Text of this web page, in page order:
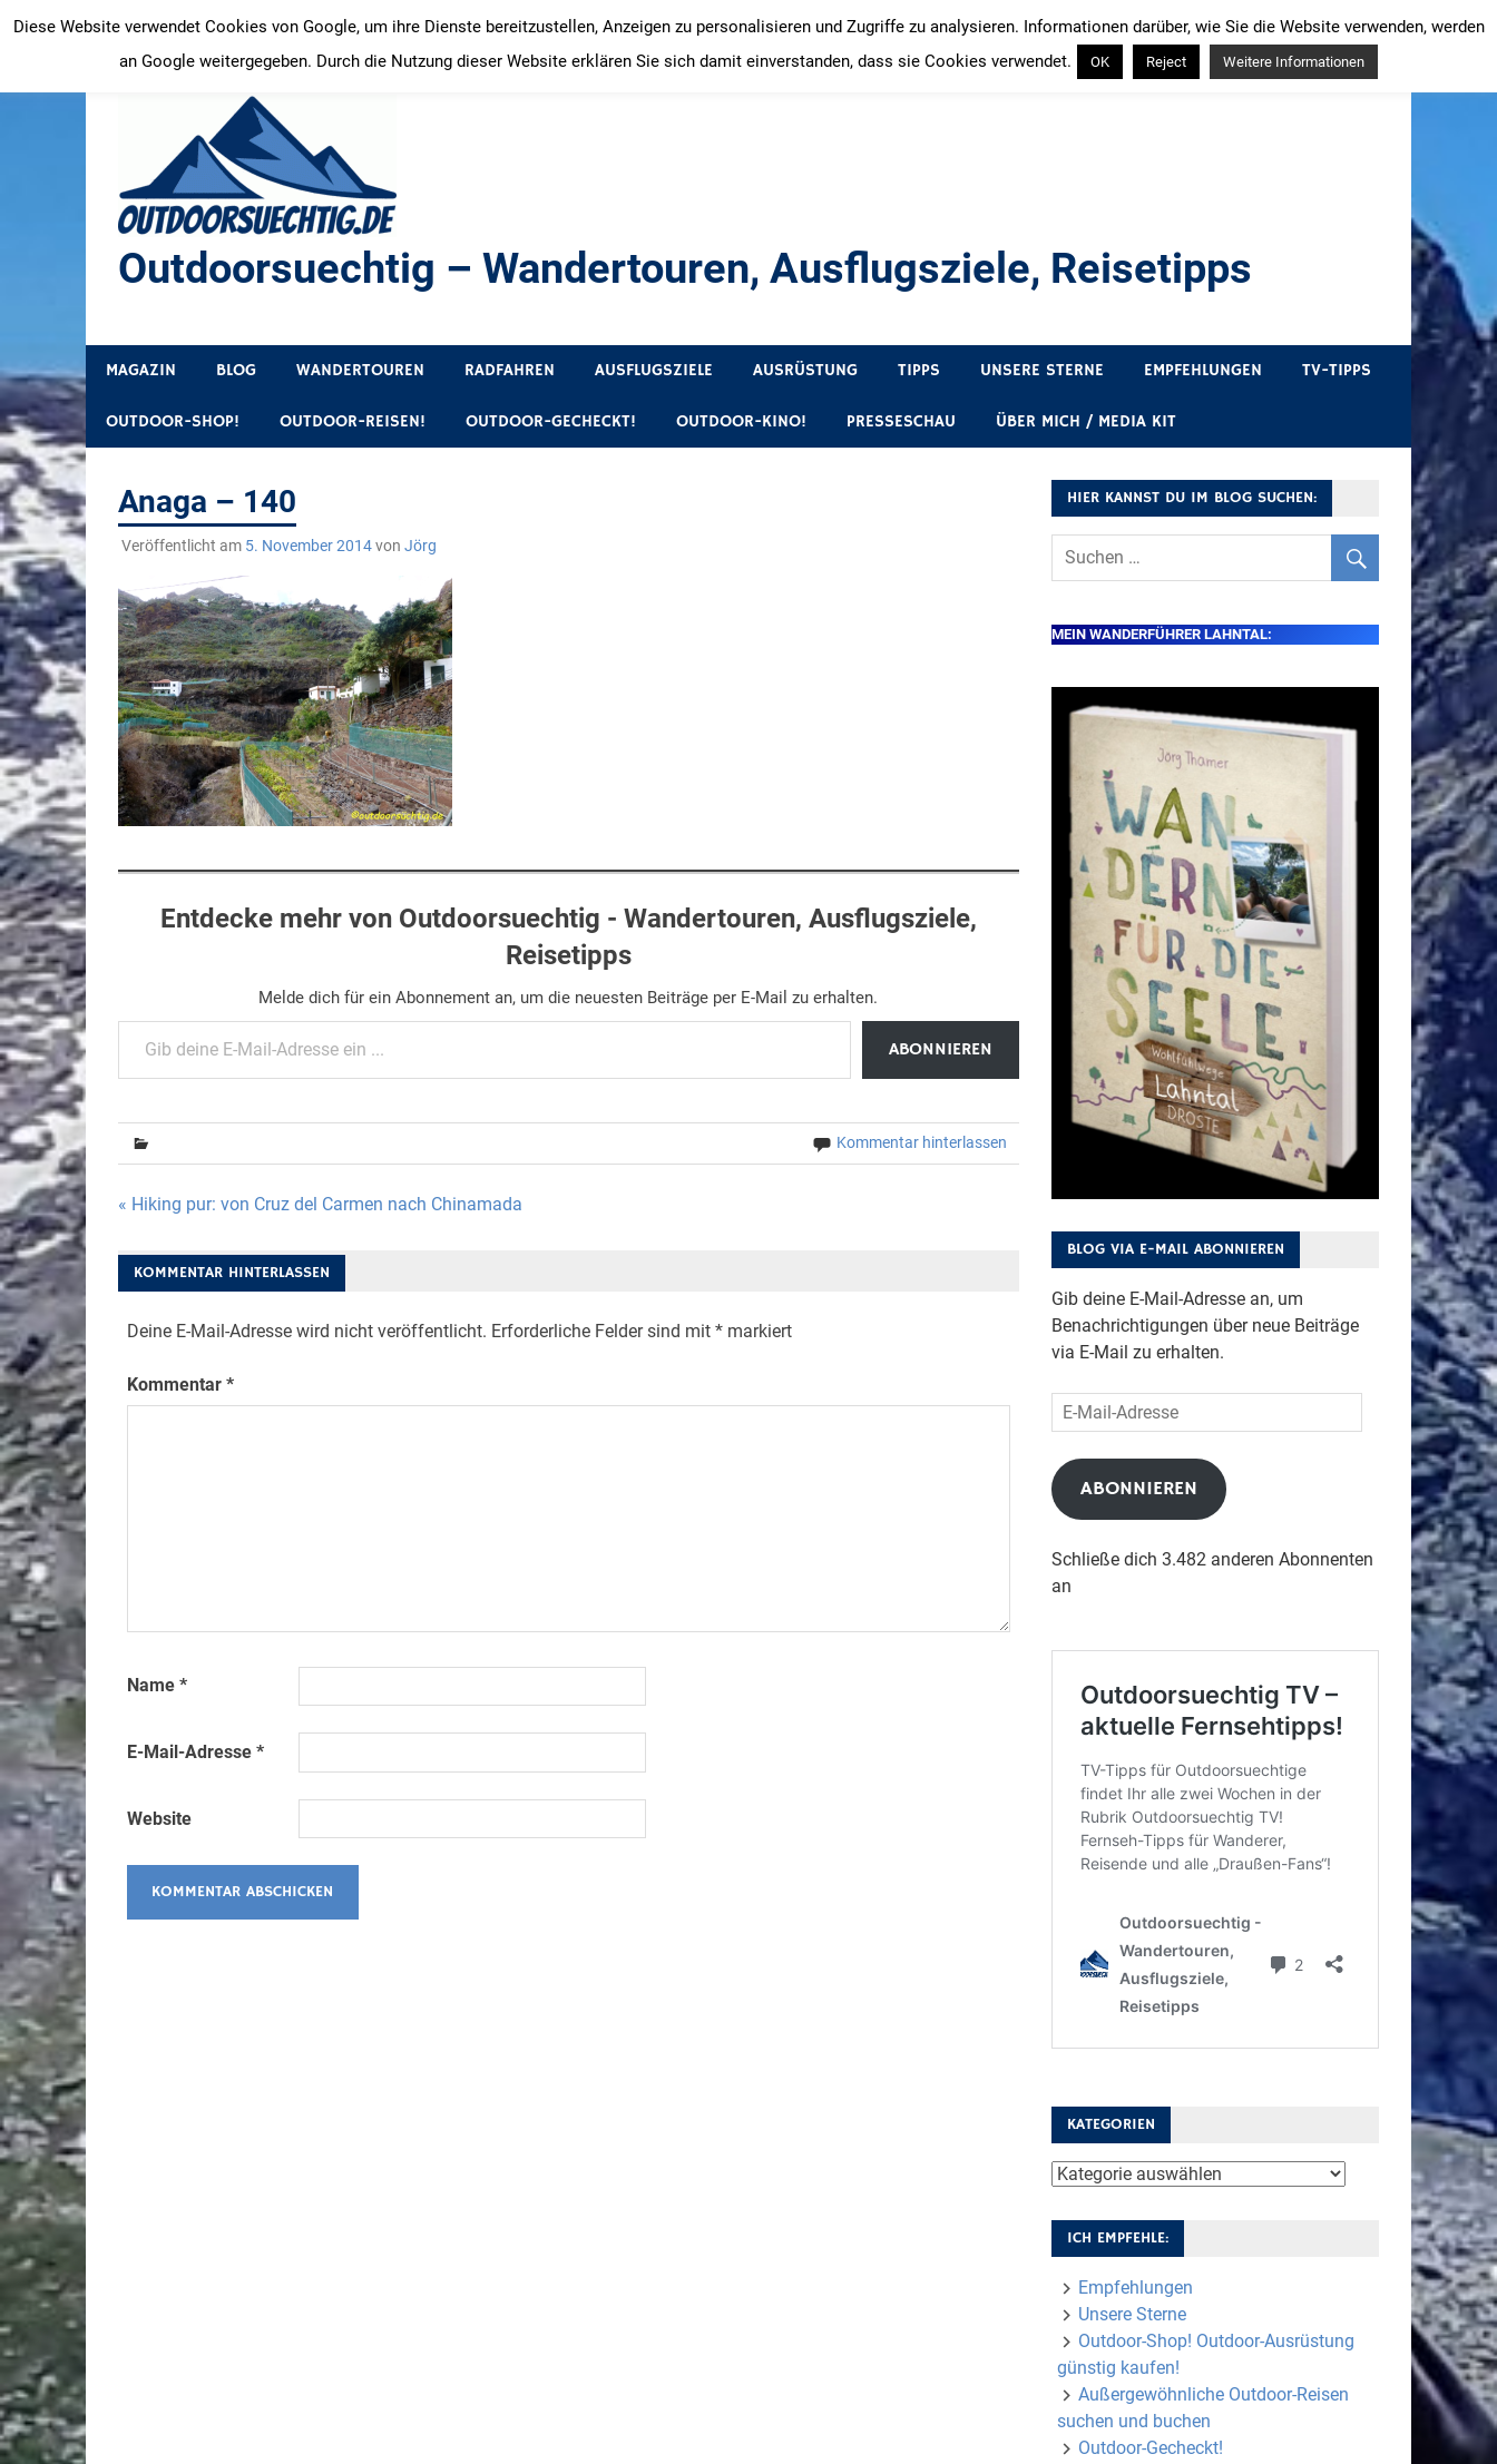
Inhalt
springen
Outdoorsuechtig – Wandertouren, Ausflugsziele, Reisetipps
MAGAZIN BLOG WANDERTOUREN RADFAHREN AUSFLUGSZIELE AUSRÜSTUNG TIPPS UNSERE STERNE EMPFEHLUNGEN TV-TIPPS
OUTDOOR-SHOP! OUTDOOR-REISEN! OUTDOOR-GECHECKT! OUTDOOR-KINO! PRESSESCHAU ÜBER MICH / MEDIA KIT
Anaga – 140
Veröffentlicht am 5. November 2014von Jörg
Entdecke mehr von Outdoorsuechtig - Wandertouren, Ausflugsziele,
Reisetipps
Melde dich für ein Abonnement an, um die neuesten Beiträge per E-Mail zu erhalten.
Gib deine E-Mail-Adresse ein ...
ABONNIEREN
Kommentar hinterlassen
Beitragsnavigation
« Hiking pur: von Cruz del Carmen nach Chinamada
KOMMENTAR HINTERLASSEN
Deine E-Mail-Adresse wird nicht veröffentlicht. Erforderliche Felder sind mit *markiert
Kommentar *
Name *
E-Mail-Adresse *
Website
HIER KANNST DU IM BLOG SUCHEN:
MEIN WANDERFÜHRER LAHNTAL:
BLOG VIA E-MAIL ABONNIEREN
Gib deine E-Mail-Adresse an, um
Benachrichtigungen über neue Beiträge
via E-Mail zu erhalten.
E-
Mail-
Adresse
ABONNIEREN
Schließe dich 3.482 anderen Abonnenten
an
KATEGORIEN
Kategorien
ICH EMPFEHLE:
Empfehlungen
Unsere Sterne
Outdoor-Shop! Outdoor-Ausrüstung
günstig kaufen!
Außergewöhnliche Outdoor-Reisen
suchen und buchen
Outdoor-Gecheckt!
Diese Website verwendet Cookies von Google, um ihre Dienste bereitzustellen, Anzeigen zu personalisieren und Zugriffe zu analysieren. Informationen darüber, wie Sie die Website verwenden, werden
an Google weitergegeben. Durch die Nutzung dieser Website erklären Sie sich damit einverstanden, dass sie Cookies verwendet.
OK Reject Weitere Informationen